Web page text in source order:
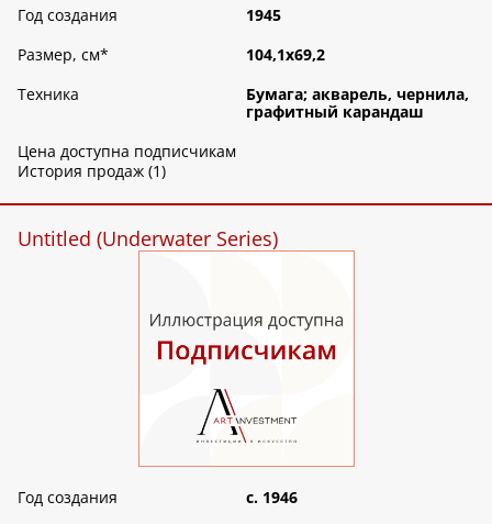
Год создания
1945
Размер, см*
104,1х69,2
Техника
Бумага; акварель, чернила,
графитный карандаш
Цена доступна подписчикам
История продаж (1)
Untitled (Underwater Series)
Год создания
c. 1946